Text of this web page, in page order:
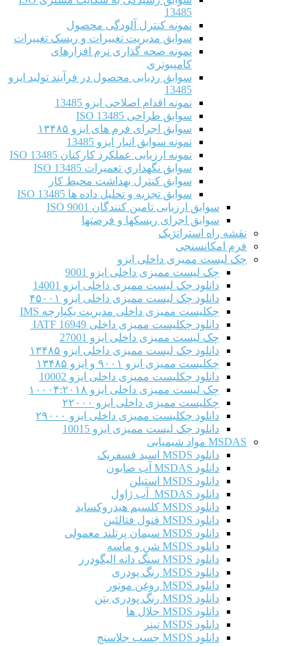
13485
نمونه کنترل آلودگی محصول
سوابق مدیریت تغییرات و ریسک تغییرات
نمونه صحه گذاری نرم افزارهای
کامپیوتری
سوابق ردیابی محصول در فرآیند تولید ایزو
13485
نمونه اقدام اصلاحی ایزو 13485
سوابق طراحی ISO 13485
سوابق اجرای فرم های ایزو ۱۳۴۸۵
نمونه سوابق انبار ایزو 13485
نمونه ارزیابی عملکرد کارکنان ISO 13485
سوابق نگهداري تعميرات ISO 13485
سوابق کنترل بهداشت محیط کار
سوابق تجزیه و تحلیل داده ها ISO 13485
سوابق ارزیابی تامین کنندگان ISO 9001
سوابق اجرای ریسکها و فرصتها
نقشه راه استراتژیک
فرم امکانسنجی
چک لیست ممیزی داخلی ایزو
چک لیست ممیزی داخلی ایزو 9001
دانلود چک لیست ممیزی داخلی ایزو 14001
دانلود چک لیست ممیزی داخلی ایزو ۴۵۰۰۱
چکلیست ممیزی داخلی مدیریت یکپارچه IMS
دانلود چکلیست ممیزی داخلی IATF 16949
چک لیست ممیزی داخلی ایزو 27001
دانلود چک لیست ممیزی داخلی ایزو ۱۳۴۸۵
چکلیست ممیزی ایزو ۹۰۰۱ و ایزو ۱۳۴۸۵
دانلود چکلیست ممیزی داخلی ایزو 10002
چک لیست ممیزی داخلی ایزو ۱۰۰۰۴:۲۰۱۸
چکلیست ممیزی داخلی ایزو ۲۲۰۰۰
دانلود چکلیست ممیزی داخلی ایزو ۲۹۰۰۰
دانلود چک لیست ممیزی ایزو 10015
MSDAS مواد شیمیایی
دانلود MSDS اسید فسفریک
دانلود MSDAS آب صابون
دانلود MSDS استیلن
دانلود MSDAS آب ژاول
دانلود MSDS کلسیم هیدروکساید
دانلود MSDS فنول فتالئین
دانلود MSDS سیمان پرتلند معمولی
دانلود MSDS شن و ماسه
دانلود MSDS سنگ دانه الیگودرز
دانلود MSDS رنگ پودری
دانلود MSDS روغن موتور
دانلود MSDS رنگ پودری بتن
دانلود MSDS حلال ها
دانلود MSDS تینر
دانلود MSDS چسب جلاسنج